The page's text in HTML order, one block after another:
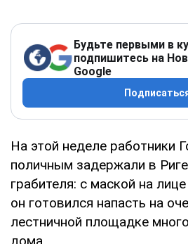
Будьте первыми в
подпишитесь на
Google
На этой неделе работники
поличным задержали в
грабителя: с маской на
он готовился напасть на
лестничной площадке
дома.